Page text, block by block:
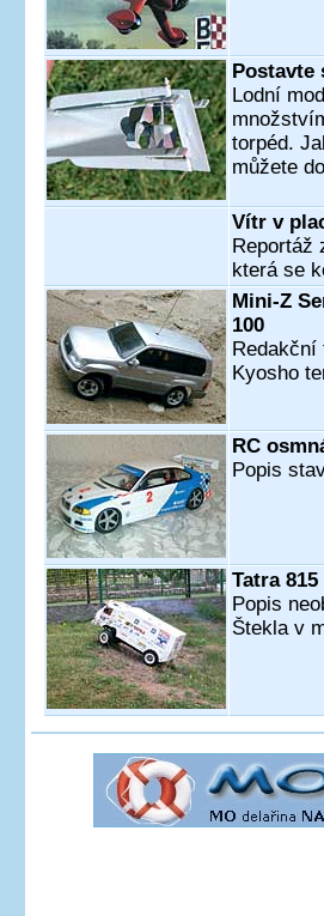
Postavte
Lodní
torpéd.
můžete
Vítr v
Reportáž
která se
Mini-Z
100
Redakční
Kyosho
RC
Popis
Tatra
Popis
Štekla v